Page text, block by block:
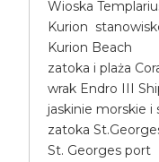
Wioska
Kurion
Kurion Beach
zatoka i plaża
wrak Endro III
jaskinie morskie i
zatoka
St. Georges port